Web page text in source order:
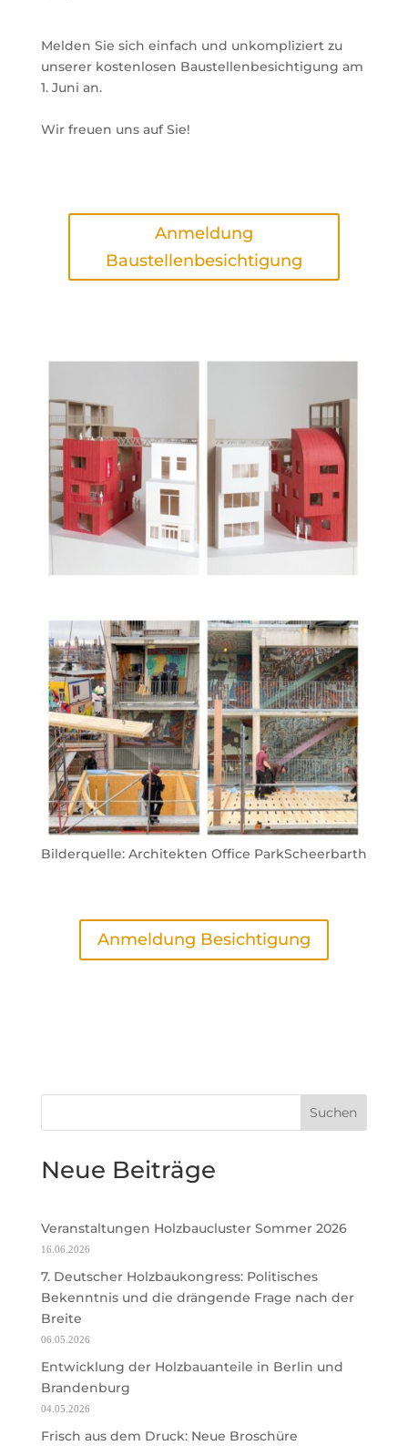
Melden Sie sich einfach und unkompliziert zu
unserer kostenlosen Baustellenbesichtigung am
1. Juni an.
Wir freuen uns auf Sie!
Anmeldung
Baustellenbesichtigung
Bilderquelle:ArchitektenOffice ParkScheerbarth
Anmeldung Besichtigung
Suchen
Neue Beiträge
Veranstaltungen Holzbaucluster Sommer 2026
16.06.2026
7. Deutscher Holzbaukongress: Politisches
Bekenntnis und die drängende Frage nach der
Breite
06.05.2026
Entwicklung der Holzbauanteile in Berlin und
Brandenburg
04.05.2026
Frisch aus dem Druck: Neue Broschüre